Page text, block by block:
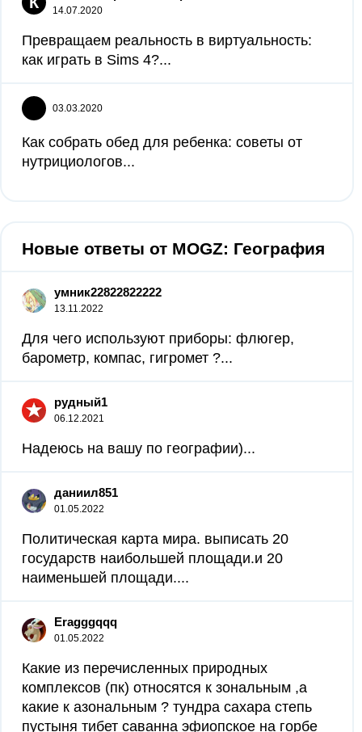
14.07.2020
Превращаем реальность в виртуальность:
как играть в Sims 4?...
03.03.2020
Как собрать обед для ребенка: советы от
нутрициологов...
Новые ответы от MOGZ: География
умник22822822222
13.11.2022
Для чего используют приборы: флюгер,
барометр, компас, гигромет ?​...
рудный1
06.12.2021
Надеюсь на вашу по географии)...
даниил851
01.05.2022
Политическая карта мира. выписать 20
государств наибольшей площади.и 20
наименьшей площади....
Eragggqqq
01.05.2022
Какие из перечисленных природных
комплексов (пк) относятся к зональным ,а
какие к азональным ? тундра сахара степь
пустыня тибет саванна эфиопское на горбе